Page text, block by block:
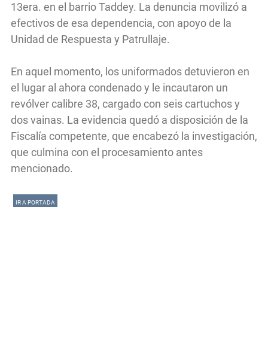
13era. en el barrio Taddey. La denuncia movilizó a
efectivos de esa dependencia, con apoyo de la
Unidad de Respuesta y Patrullaje.
En aquel momento, los uniformados detuvieron en
el lugar al ahora condenado y le incautaron un
revólver calibre 38, cargado con seis cartuchos y
dos vainas. La evidencia quedó a disposición de la
Fiscalía competente, que encabezó la investigación,
que culmina con el procesamiento antes
mencionado.
IR A PORTADA